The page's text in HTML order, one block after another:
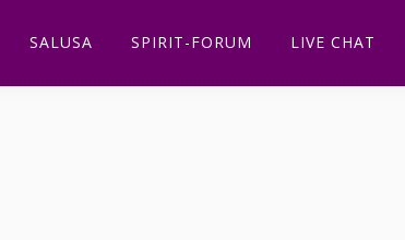
SALUSA SPIRIT-FORUM LIVE CHAT